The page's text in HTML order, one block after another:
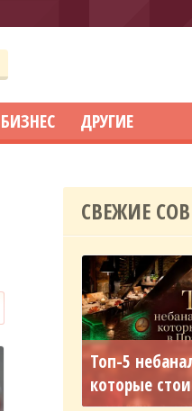
БИЗНЕС ДРУГИЕ
СВЕЖИЕ
Топ-5
которые